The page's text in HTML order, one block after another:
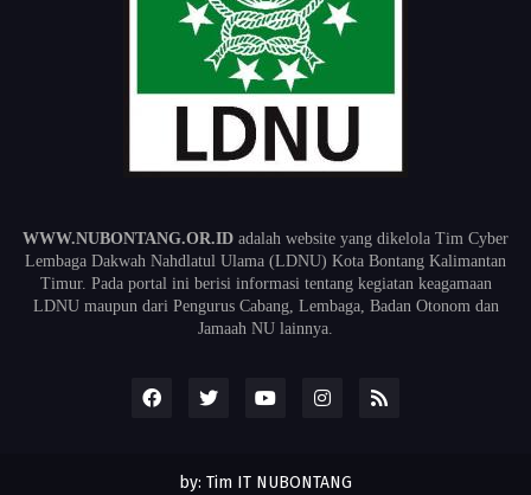
WWW.NUBONTANG.OR.ID adalah website yang dikelola Tim Cyber
Lembaga Dakwah Nahdlatul Ulama (LDNU) Kota Bontang Kalimantan
Timur. Pada portal ini berisi informasi tentang kegiatan keagamaan
LDNU maupun dari Pengurus Cabang, Lembaga, Badan Otonom dan
Jamaah NU lainnya.
by: Tim IT NUBONTANG